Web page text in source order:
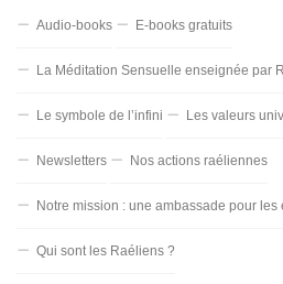
Audio-books E-books gratuits
La Méditation Sensuelle enseignée par
Le symbole de l’infini Les valeurs
Newsletters Nos actions raéliennes
Notre mission : une ambassade pour les
Qui sont les Raéliens ?